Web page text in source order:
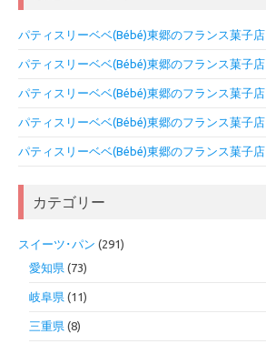
パティスリーベベ(Bébé)東郷のフランス菓子店
パティスリーベベ(Bébé)東郷のフランス菓子店
パティスリーベベ(Bébé)東郷のフランス菓子店
パティスリーベベ(Bébé)東郷のフランス菓子店
パティスリーベベ(Bébé)東郷のフランス菓子店
カテゴリー
スイーツ･パン (291)
愛知県 (73)
岐阜県 (11)
三重県 (8)